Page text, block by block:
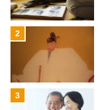
2
3